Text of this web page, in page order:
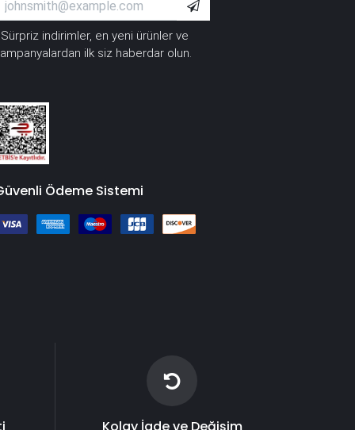
Sürpriz indirimler, en yeni ürünler ve
ilk siz haberdar olun.
Ödeme Sistemi